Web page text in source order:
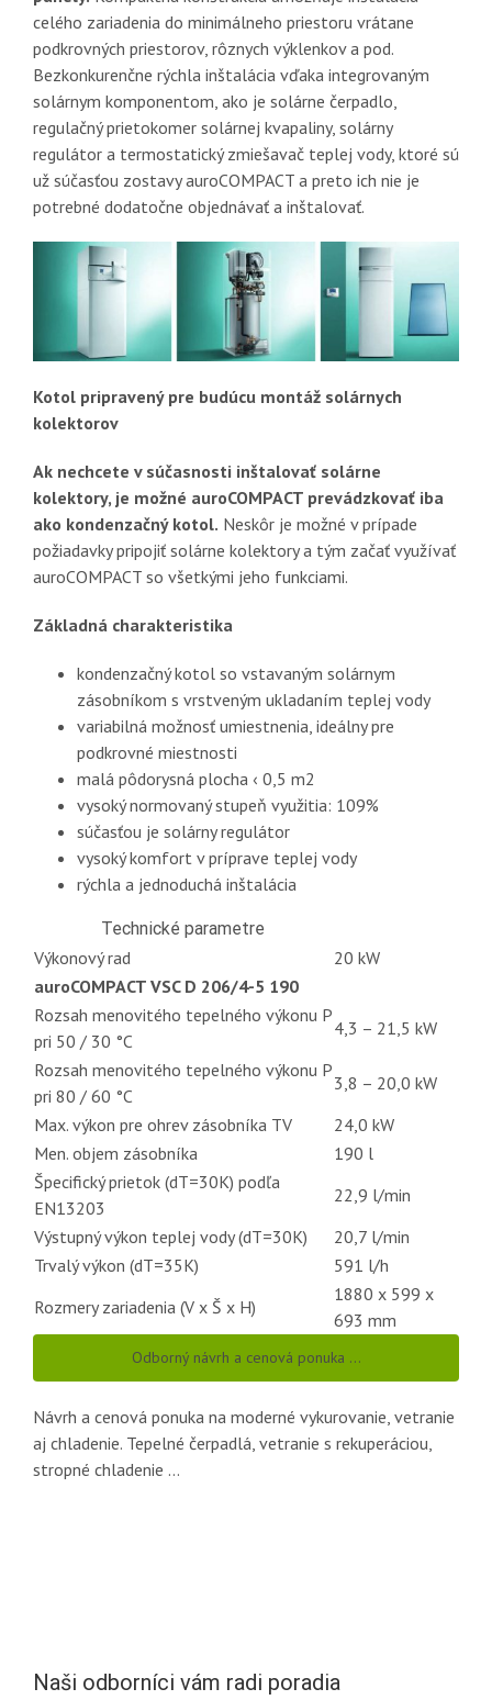
celého zariadenia do minimálneho priestoru vrátane
podkrovných priestorov, rôznych výklenkov a pod.
Bezkonkurenčne rýchla inštalácia vďaka integrovaným
solárnym komponentom, ako je solárne čerpadlo,
regulačný prietokomer solárnej kvapaliny, solárny
regulátor a termostatický zmiešavač teplej vody, ktoré sú
už súčasťou zostavy auroCOMPACT a preto ich nie je
potrebné dodatočne objednávať a inštalovať.
Kotol pripravený pre budúcu montáž solárnych
kolektorov
Ak nechcete v súčasnosti inštalovať solárne
kolektory, je možné auroCOMPACT prevádzkovať iba
ako kondenzačný kotol. Neskôr je možné v prípade
požiadavky pripojiť solárne kolektory a tým začať využívať
auroCOMPACT so všetkými jeho funkciami.
Základná charakteristika
kondenzačný kotol so vstavaným solárnym
zásobníkom s vrstveným ukladaním teplej vody
variabilná možnosť umiestnenia, ideálny pre
podkrovné miestnosti
malá pôdorysná plocha ‹ 0,5 m2
vysoký normovaný stupeň využitia: 109%
súčasťou je solárny regulátor
vysoký komfort v príprave teplej vody
rýchla a jednoduchá inštalácia
Technické parametre
Výkonový rad
20 kW
auroCOMPACT VSC D 206/4-5 190
Rozsah menovitého tepelného výkonu P
pri 50 / 30 °C
4,3 – 21,5 kW
Rozsah menovitého tepelného výkonu P
pri 80 / 60 °C
3,8 – 20,0 kW
Max. výkon pre ohrev zásobníka TV
24,0 kW
Men. objem zásobníka
190 l
Špecifický prietok (dT=30K) podľa
EN13203
22,9 l/min
Výstupný výkon teplej vody (dT=30K)
20,7 l/min
Trvalý výkon (dT=35K)
591 l/h
Rozmery zariadenia (V x Š x H)
1880 x 599 x
693 mm
Odborný návrh a cenová ponuka …
Návrh a cenová ponuka na moderné vykurovanie, vetranie
aj chladenie. Tepelné čerpadlá, vetranie s rekuperáciou,
stropné chladenie …
Naši odborníci vám radi poradia